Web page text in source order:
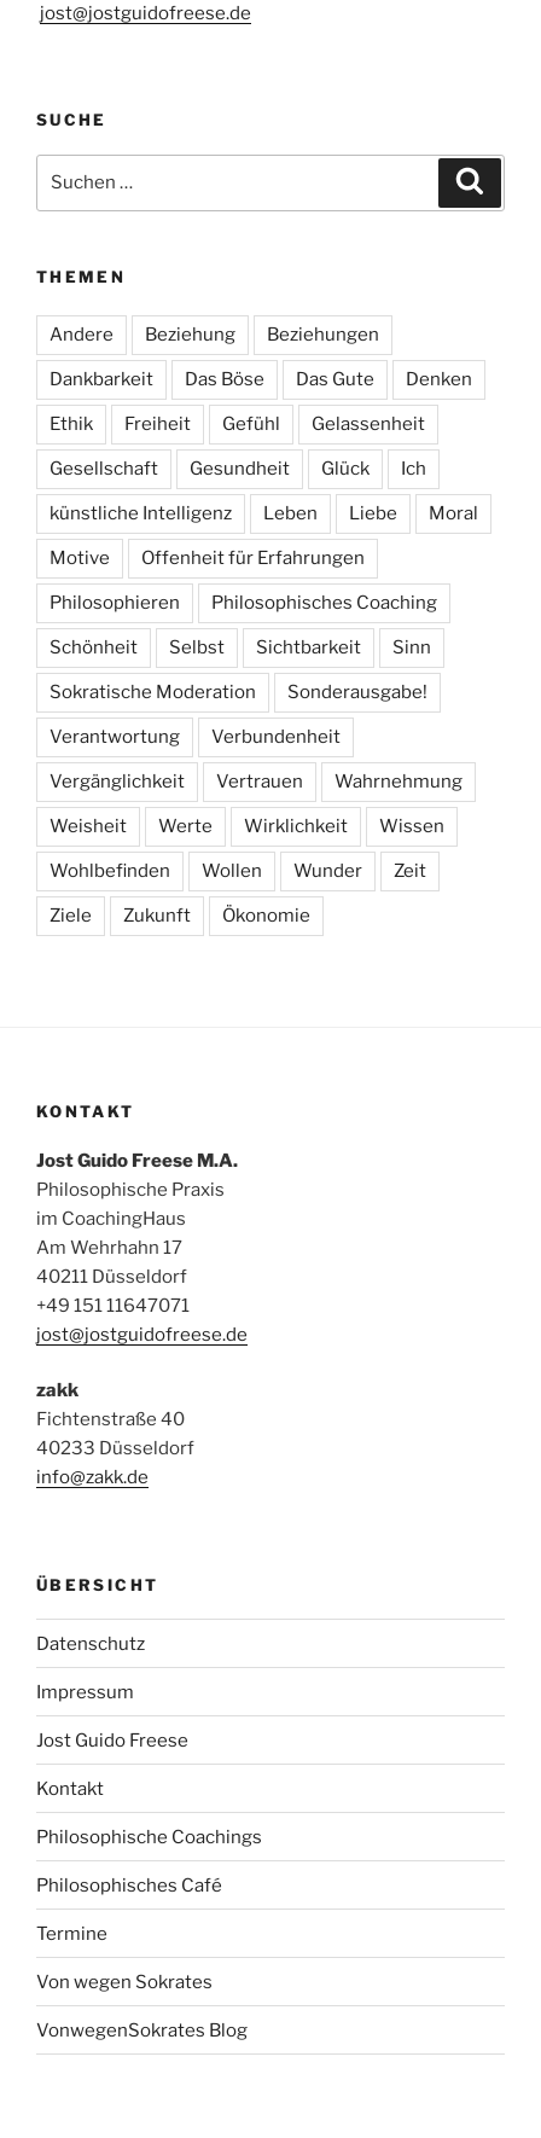
jost@jostguidofreese.de
SUCHE
nach:
THEMEN
Andere Beziehung Beziehungen
Dankbarkeit Das Böse Das Gute Denken
Ethik Freiheit Gefühl Gelassenheit
Gesellschaft Gesundheit Glück Ich
künstliche Intelligenz Leben Liebe Moral
Motive Offenheit für Erfahrungen
Philosophieren Philosophisches Coaching
Schönheit Selbst Sichtbarkeit Sinn
Sokratische Moderation Sonderausgabe!
Verantwortung Verbundenheit
Vergänglichkeit Vertrauen Wahrnehmung
Weisheit Werte Wirklichkeit Wissen
Wohlbefinden Wollen Wunder Zeit
Ziele Zukunft Ökonomie
KONTAKT
Jost Guido Freese M.A.
Philosophische Praxis
im CoachingHaus
Am Wehrhahn 17
40211 Düsseldorf
+49 151 11647071
jost@jostguidofreese.de
zakk
Fichtenstraße 40
40233 Düsseldorf
info@zakk.de
ÜBERSICHT
Datenschutz
Impressum
Jost Guido Freese
Kontakt
Philosophische Coachings
Philosophisches Café
Termine
Von wegen Sokrates
VonwegenSokrates Blog